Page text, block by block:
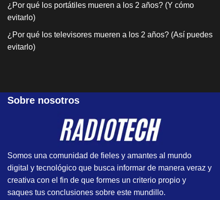
¿Por qué los portátiles mueren a los 2 años? (Y cómo
evitarlo)
¿Por qué los televisores mueren a los 2 años? (Así puedes
evitarlo)
Sobre nosotros
Somos una comunidad de fieles y amantes al mundo
digital y tecnológico que busca informar de manera veraz y
creativa con el fin de que formes un criterio propio y
saques tus conclusiones sobre este mundillo.